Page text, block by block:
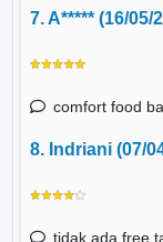
7. A***** (16/05/
comfort food
8. Indriani (07/
tidak ada free